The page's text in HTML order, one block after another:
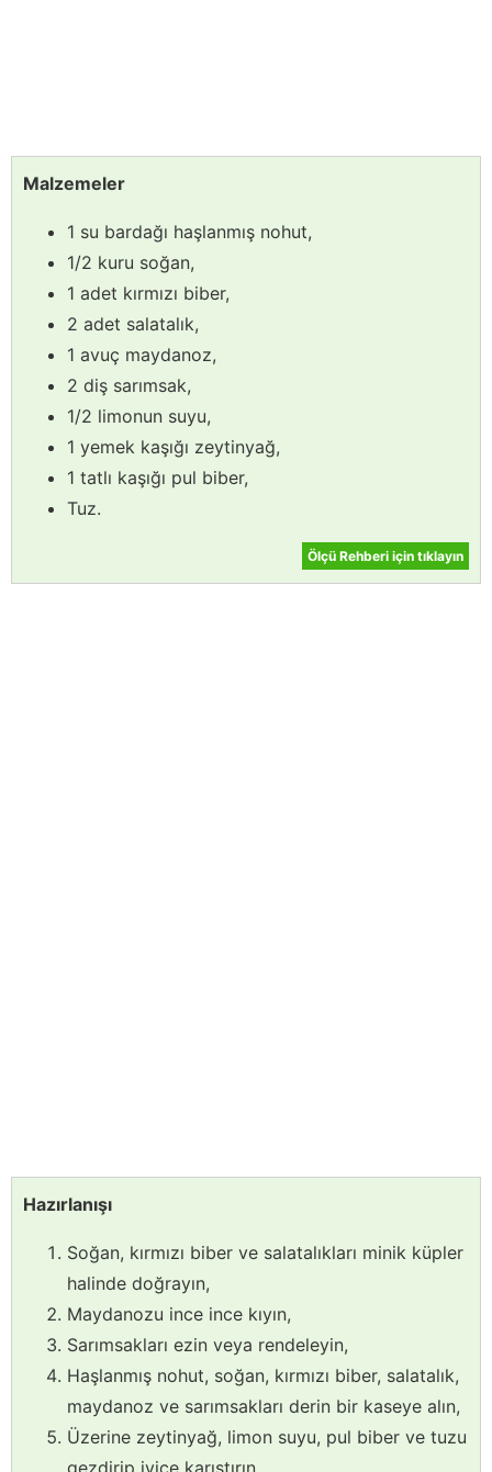
Malzemeler
1 su bardağı haşlanmış nohut,
1/2 kuru soğan,
1 adet kırmızı biber,
2 adet salatalık,
1 avuç maydanoz,
2 diş sarımsak,
1/2 limonun suyu,
1 yemek kaşığı zeytinyağ,
1 tatlı kaşığı pul biber,
Tuz.
Ölçü Rehberi için tıklayın
Hazırlanışı
Soğan, kırmızı biber ve salatalıkları minik küpler
halinde doğrayın,
Maydanozu ince ince kıyın,
Sarımsakları ezin veya rendeleyin,
Haşlanmış nohut, soğan, kırmızı biber, salatalık,
maydanoz ve sarımsakları derin bir kaseye alın,
Üzerine zeytinyağ, limon suyu, pul biber ve tuzu